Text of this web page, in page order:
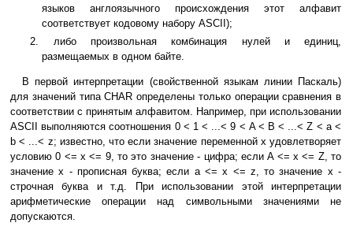
языков англоязычного происхождения этот алфавит
соответствует кодовому набору ASCII);
либо произвольная комбинация нулей и единиц,
размещаемых в одном байте.
В первой интерпретации (свойственной языкам линии Паскаль)
для значений типа CHAR определены только операции сравнения в
соответствии с принятым алфавитом. Например, при использовании
ASCII выполняются соотношения 0 < 1 < ...< 9 < A < B < ...< Z < a <
b < ...< z; известно, что если значение переменной x удовлетворяет
условию 0 <= x <= 9, то это значение - цифра; если A <= x <= Z, то
значение x - прописная буква; если a <= x <= z, то значение x -
строчная буква и т.д. При использовании этой интерпретации
арифметические операции над символьными значениями не
допускаются.